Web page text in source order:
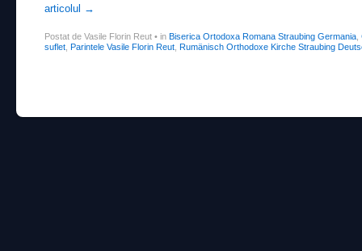
articolul →
Postat de Vasile Florin Reut • in Biserica Ortodoxa Romana Straubing Germania
suflet
Parintele Vasile Florin Reut Rumänisch Orthodoxe Kirche Straubing